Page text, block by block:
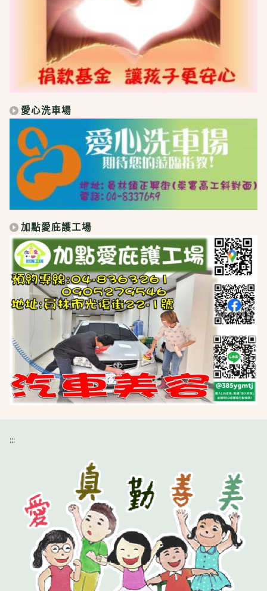
愛心洗車場
加點愛庇護工場
:::